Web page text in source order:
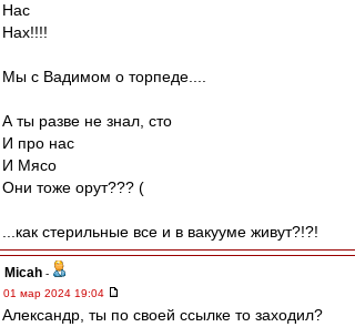
Нас
Нах!!!!
Мы с Вадимом о торпеде....
А ты разве не знал, сто
И про нас
И Мясо
Они тоже орут??? (
...как стерильные все и в вакууме живут?!?!
Micah -
01 мар 2024 19:04
Александр, ты по своей ссылке то заходил?